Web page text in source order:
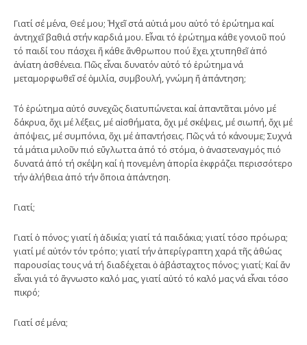
Γιατί σέ μένα, Θεέ μου; Ἠχεῖ στά αὐτιά μου αὐτό τό ἐρώτημα καί
ἀντηχεῖ βαθιά στήν καρδιά μου. Εἶναι τό ἐρώτημα κάθε γονιοῦ πού
τό παιδί του πάσχει ἤ κάθε ἄνθρωπου πού ἔχει χτυπηθεῖ ἀπό
ἀνίατη ἀσθένεια. Πῶς εἶναι δυνατόν αὐτό τό ἐρώτημα νά
μεταμορφωθεῖ σέ ὁμιλία, συμβουλή, γνώμη ἤ ἀπάντηση;
Τό ἐρώτημα αὐτό συνεχῶς διατυπώνεται καί ἀπαντᾶται μόνο μέ
δάκρυα, ὄχι μέ λέξεις, μέ αἰσθήματα, ὄχι μέ σκέψεις, μέ σιωπή, ὄχι μέ
ἀπόψεις, μέ συμπόνια, ὄχι μέ ἀπαντήσεις. Πῶς νά τό κάνουμε; Συχνά
τά μάτια μιλοῦν πιό εὔγλωττα ἀπό τό στόμα, ὁ ἀναστεναγμός πιό
δυνατά ἀπό τή σκέψη καί ἡ πονεμένη ἀπορία ἐκφράζει περισσότερο
τήν ἀλήθεια ἀπό τήν ὅποια ἀπάντηση.
Γιατί;
Γιατί ὁ πόνος; γιατί ἡ ἀδικία; γιατί τά παιδάκια; γιατί τόσο πρόωρα;
γιατί μέ αὐτόν τόν τρόπο; γιατί τήν ἀπερίγραπτη χαρά τῆς ἀθώας
παρουσίας τους νά τή διαδέχεται ὁ ἀβάσταχτος πόνος; γιατί; Καί ἄν
εἶναι γιά τό ἄγνωστο καλό μας, γιατί αὐτό τό καλό μας νά εἶναι τόσο
πικρό;
Γιατί σέ μένα;